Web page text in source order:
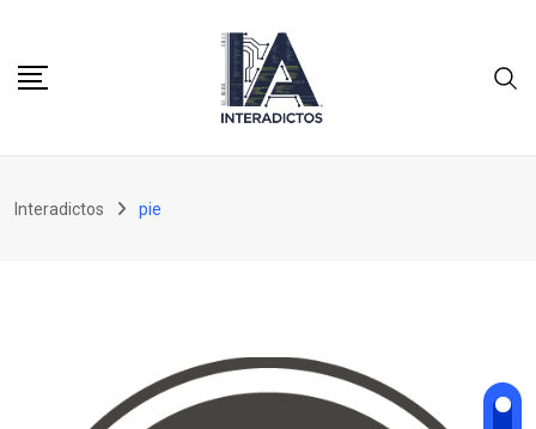
content
Interadictos pie